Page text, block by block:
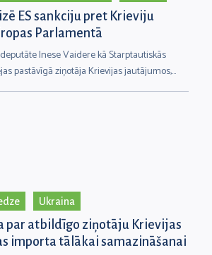
ES sankciju pret Krieviju
Parlamentā
Inese Vaidere kā Starptautiskās
pastāvīgā ziņotāja Krievijas jautājumos,
lai apspriestu jaunāko ES sankciju
arī ieviesto sankciju efektivitāti. Viena no
arī sankciju apiešana un kā to novērst.
Ukraina
par atbildīgo ziņotāju Krievijas
importa tālākai samazināšanai